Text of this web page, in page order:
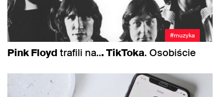
#muzyka
Pink Floyd trafili na... TikToka. Osobiście